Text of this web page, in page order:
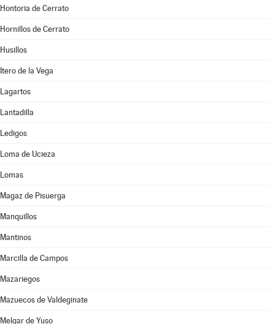
Hontoria de Cerrato
Hornillos de Cerrato
Husillos
Itero de la Vega
Lagartos
Lantadilla
Ledigos
Loma de Ucieza
Lomas
Magaz de Pisuerga
Manquillos
Mantinos
Marcilla de Campos
Mazariegos
Mazuecos de Valdeginate
Melgar de Yuso